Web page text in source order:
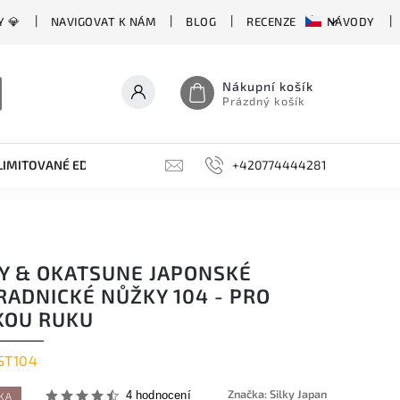
💎 NAVIGOVAT K NÁM BLOG RECENZE NÁVODY
Nákupní košík
Prázdný košík
EDICE BROUSKY, BRUSKY, OCÍLKY
+420774444281
& OKATSUNE JAPONSKÉ
NŮŽKY 104 - PRO
RUKU
4 hodnocení Značka:Silky Japan